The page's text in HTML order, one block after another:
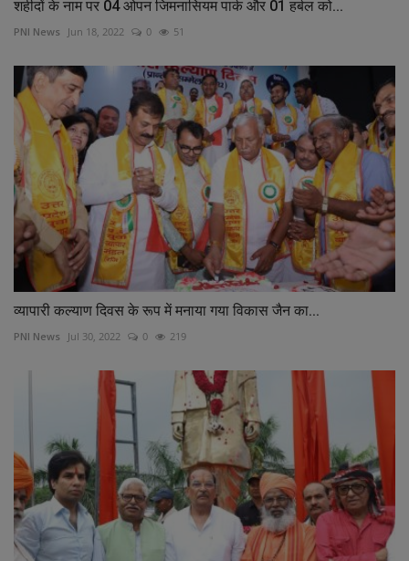
शहीदों के नाम पर 04 ओपन जिमनासियम पार्क और 01 हर्बल को...
PNI News Jun 18, 2022 0 51
व्यापारी कल्याण दिवस के रूप में मनाया गया विकास जैन का...
PNI News Jul 30, 2022 0 219